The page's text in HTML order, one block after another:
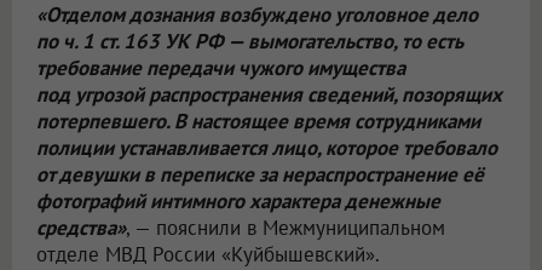
«Отделом дознания возбуждено уголовное дело
по ч. 1 ст. 163 УК РФ — вымогательство, то есть
требование передачи чужого имущества
под угрозой распространения сведений, позорящих
потерпевшего. В настоящее время сотрудниками
полиции устанавливается лицо, которое требовало
от девушки в переписке за нераспространение её
фотографий интимного характера денежные
средства», — пояснили в Межмуниципальном
отделе МВД России «Куйбышевский».